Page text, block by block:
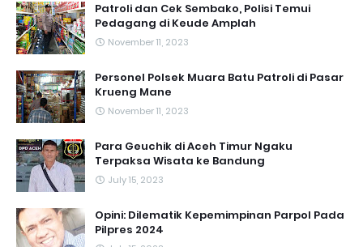
Patroli dan Cek Sembako, Polisi Temui
Pedagang di Keude Amplah
November 11, 2023
Personel Polsek Muara Batu Patroli di Pasar
Krueng Mane
November 11, 2023
Para Geuchik di Aceh Timur Ngaku
Terpaksa Wisata ke Bandung
July 15, 2023
Opini: Dilematik Kepemimpinan Parpol Pada
Pilpres 2024